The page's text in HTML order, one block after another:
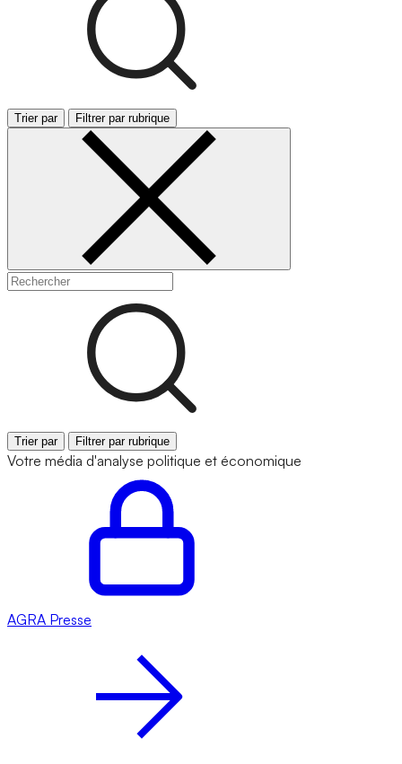
Trier par Filtrer par rubrique
Trier par Filtrer par rubrique
Votre média d'analyse politique et économique
AGRA Presse